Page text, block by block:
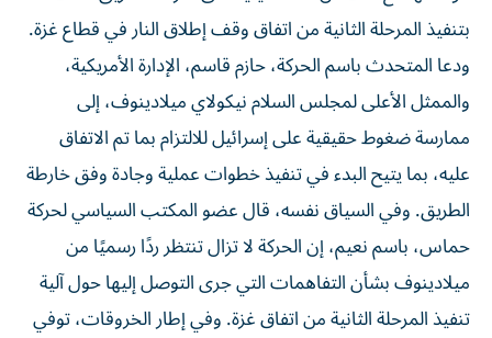
بتنفيذ المرحلة الثانية من اتفاق وقف إطلاق النار في قطاع غزة.
ودعا المتحدث باسم الحركة، حازم قاسم، الإدارة الأمريكية،
والممثل الأعلى لمجلس السلام نيكولاي ميلادينوف، إلى
ممارسة ضغوط حقيقية على إسرائيل للالتزام بما تم الاتفاق
عليه، بما يتيح البدء في تنفيذ خطوات عملية وجادة وفق خارطة
الطريق. وفي السياق نفسه، قال عضو المكتب السياسي لحركة
حماس، باسم نعيم، إن الحركة لا تزال تنتظر ردًا رسميًا من
ميلادينوف بشأن التفاهمات التي جرى التوصل إليها حول آلية
تنفيذ المرحلة الثانية من اتفاق غزة. وفي إطار الخروقات، توفي